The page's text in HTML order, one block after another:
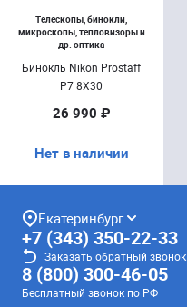
Телескопы, бинокли,
микроскопы, тепловизоры и
др. оптика
Бинокль Nikon Prostaff
P7 8X30
26 990 ₽
Нет в наличии
Екатеринбург
+7 (343) 350-22-33
Заказать обратный звонок
8 (800) 300-46-05
Бесплатный звонок по РФ